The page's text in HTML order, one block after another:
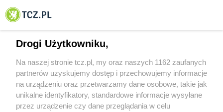
© 2001-2026 Tczew - TCZ.PL Sp. z o.o. Internetowy Serwis Informacyjny Miasta
Drogi Użytkowniku,
Na naszej stronie tcz.pl, my oraz naszych 1162 zaufanych
partnerów uzyskujemy dostęp i przechowujemy informacje
na urządzeniu oraz przetwarzamy dane osobowe, takie jak
unikalne identyfikatory, standardowe informacje wysyłane
przez urządzenie czy dane przeglądania w celu